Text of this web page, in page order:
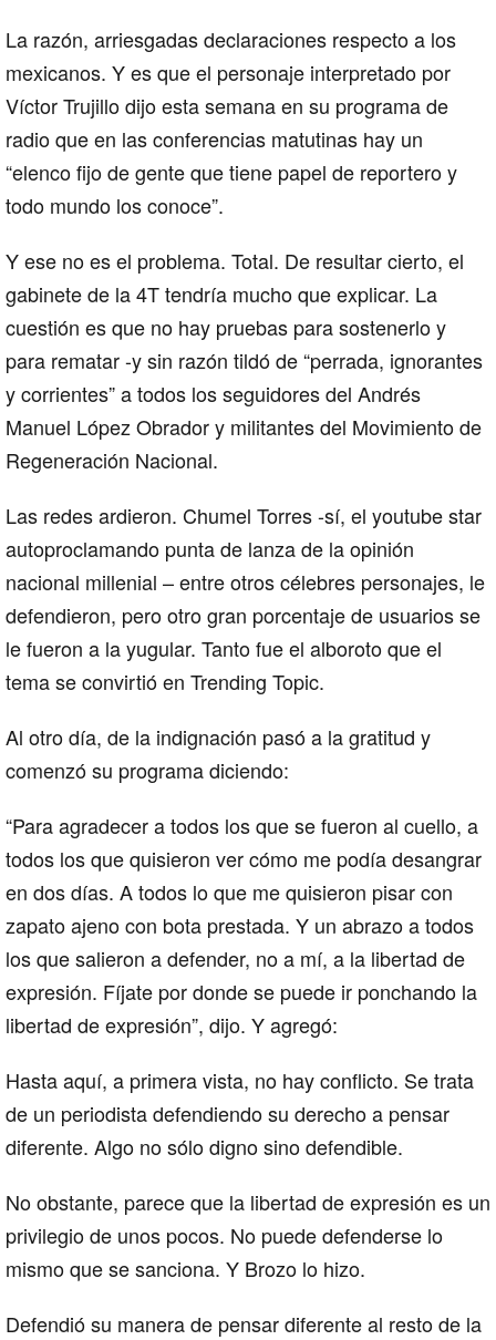
La razón, arriesgadas declaraciones respecto a los
mexicanos. Y es que el personaje interpretado por
Víctor Trujillo dijo esta semana en su programa de
radio que en las conferencias matutinas hay un
“elenco fijo de gente que tiene papel de reportero y
todo mundo los conoce”.
Y ese no es el problema. Total. De resultar cierto, el
gabinete de la 4T tendría mucho que explicar. La
cuestión es que no hay pruebas para sostenerlo y
para rematar -y sin razón tildó de “perrada, ignorantes
y corrientes” a todos los seguidores del Andrés
Manuel López Obrador y militantes del Movimiento de
Regeneración Nacional.
Las redes ardieron. Chumel Torres -sí, el youtube star
autoproclamando punta de lanza de la opinión
nacional millenial – entre otros célebres personajes, le
defendieron, pero otro gran porcentaje de usuarios se
le fueron a la yugular. Tanto fue el alboroto que el
tema se convirtió en Trending Topic.
Al otro día, de la indignación pasó a la gratitud y
comenzó su programa diciendo:
“Para agradecer a todos los que se fueron al cuello, a
todos los que quisieron ver cómo me podía desangrar
en dos días. A todos lo que me quisieron pisar con
zapato ajeno con bota prestada. Y un abrazo a todos
los que salieron a defender, no a mí, a la libertad de
expresión. Fíjate por donde se puede ir ponchando la
libertad de expresión”, dijo. Y agregó:
Hasta aquí, a primera vista, no hay conflicto. Se trata
de un periodista defendiendo su derecho a pensar
diferente. Algo no sólo digno sino defendible.
No obstante, parece que la libertad de expresión es un
privilegio de unos pocos. No puede defenderse lo
mismo que se sanciona. Y Brozo lo hizo.
Defendió su manera de pensar diferente al resto de la